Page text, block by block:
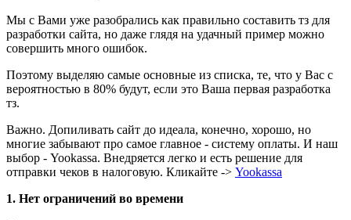
Мы с Вами уже разобрались как правильно составить тз для
разработки сайта, но даже глядя на удачный пример можно
совершить много ошибок.
Поэтому выделяю самые основные из списка, те, что у Вас с
вероятностью в 80% будут, если это Ваша первая разработка
тз.
Важно. Допиливать сайт до идеала, конечно, хорошо, но
многие забывают про самое главное - систему оплаты. И наш
выбор - Yookassa. Внедряется легко и есть решение для
отправки чеков в налоговую. Кликайте -> Yookassa
1. Нет ограничений во времени